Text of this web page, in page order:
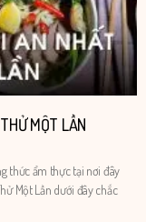
MỘT LẦN
thức ẩm thực tại nơi đây
Một Lần dưới đây chắc